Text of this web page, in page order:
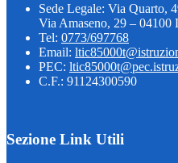
Sede Legale: Via Quarto,
Via Amaseno, 29 – 04100
Tel: 0773/697768
Email:
PEC:
C.F.: 91124300590
Sezione Link Utili